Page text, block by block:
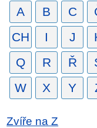
A B C
CH
I J
Q
R Ř
W
X Y
Zvíře na Z